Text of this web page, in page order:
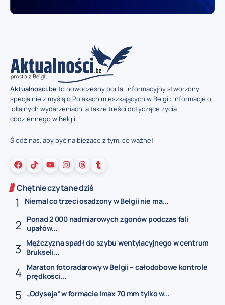
Aktualnosci.beto nowoczesny portal informacyjny stworzony
specjalnie z myślą o Polakach mieszkających w Belgii: informacje o
lokalnych wydarzeniach, a także treści dotyczące życia
codziennego w Belgii.
Śledź nas, aby być na bieżąco z tym, co ważne!
Chętnie czytane dziś
Niemal co trzeci osadzony w Belgii nie ma...
Ponad 2 000 nadmiarowych zgonów podczas fali
upałów...
Mężczyzna spadł do szybu wentylacyjnego w centrum
Brukseli...
Maraton fotoradarowy w Belgii – całodobowe kontrole
prędkości...
„Odyseja” w formacie Imax 70 mm tylko w...